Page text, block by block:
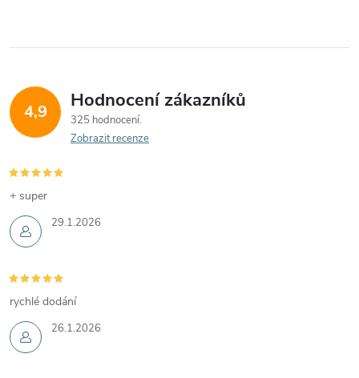
4,9 Hodnocení zákazníků
325 hodnocení
Zobrazit recenze
29.1.2026
+ super
26.1.2026
rychlé dodání